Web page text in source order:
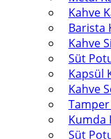
Kahve
Barista
Kahve
Süt
Kapsül
Kahve
Tamper
Kumda
Süt